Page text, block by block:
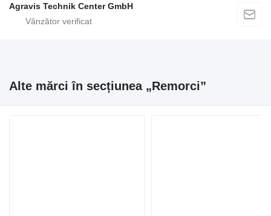
Agravis Technik Center GmbH
Alte mărci în secțiunea „Remorci”